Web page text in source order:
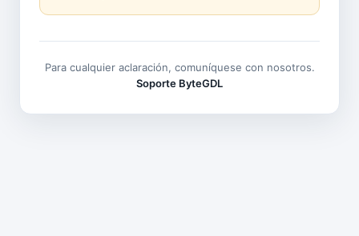
Para cualquier aclaración, comuníquese con nosotros.
Soporte ByteGDL